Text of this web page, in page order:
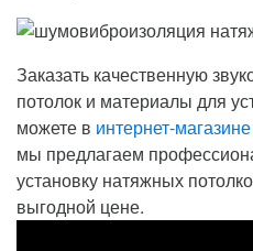
Заказать качественную
потолок и материалы для
можете в интернет-
мы предлагаем
установку натяжных
выгодной цене.